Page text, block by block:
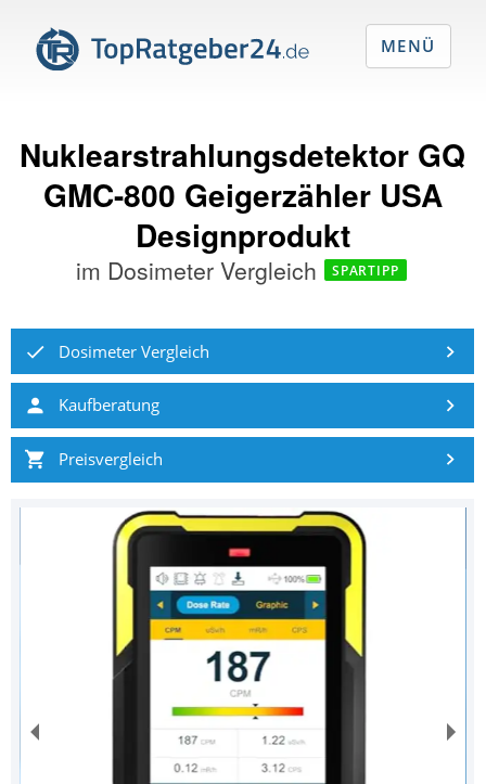
Nuklearstrahlungsdetektor GQ
GMC-800 Geigerzähler USA
Designprodukt
im Dosimeter Vergleich SPARTIPP
Dosimeter Vergleich
Kaufberatung
Preisvergleich
MENÜ